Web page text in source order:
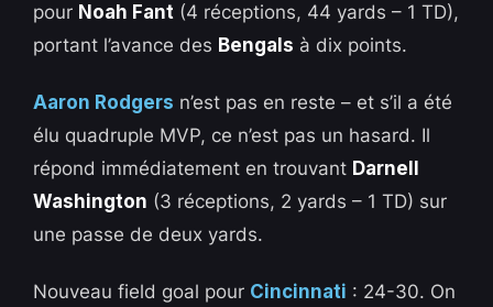
pour Noah Fant (4 réceptions, 44 yards – 1 TD),
portant l’avance des Bengals à dix points.
Aaron Rodgers n’est pas en reste – et s’il a été
élu quadruple MVP, ce n’est pas un hasard. Il
répond immédiatement en trouvant Darnell
Washington (3 réceptions, 2 yards – 1 TD) sur
une passe de deux yards.
Nouveau field goal pour Cincinnati : 24-30. On